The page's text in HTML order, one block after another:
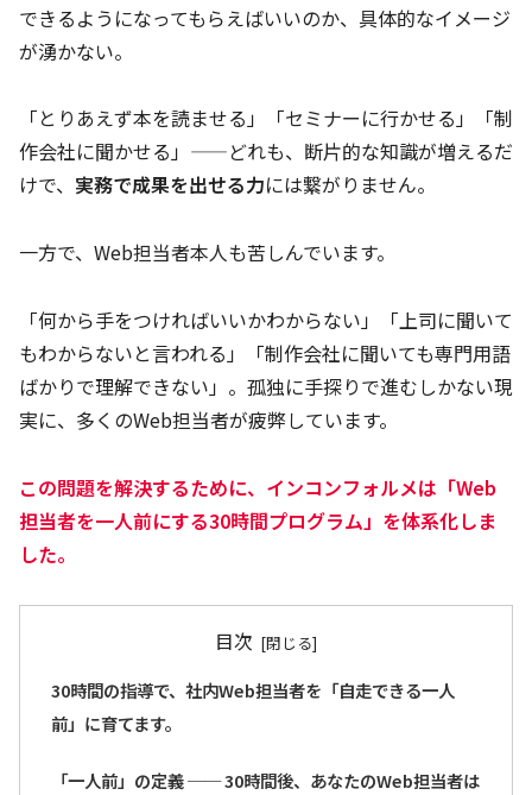
できるようになってもらえばいいのか、具体的なイメージ
が湧かない。
「とりあえず本を読ませる」「セミナーに行かせる」「制
作会社に聞かせる」——どれも、断片的な知識が増えるだ
けで、 実務で成果を出せる力には繋がりません。
一方で、Web担当者本人も苦しんでいます。
「何から手をつければいいかわからない」「上司に聞いて
もわからないと言われる」「制作会社に聞いても専門用語
ばかりで理解できない」。孤独に手探りで進むしかない現
実に、多くのWeb担当者が疲弊しています。
この問題を解決するために、インコンフォルメは「Web
担当者を一人前にする30時間プログラム」を体系化しま
した。
目次
30時間の指導で、社内Web担当者を「自走できる一人
前」に育てます。
「一人前」の定義 ── 30時間後、あなたのWeb担当者は